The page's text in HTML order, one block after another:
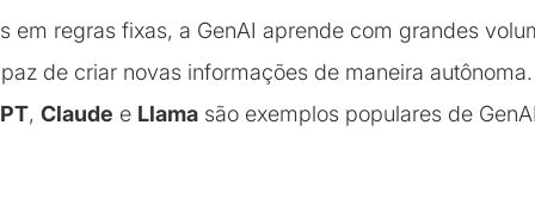
em regras fixas, a GenAI aprende com grandes
de criar novas informações de maneira
, Claude e Llama são exemplos populares de